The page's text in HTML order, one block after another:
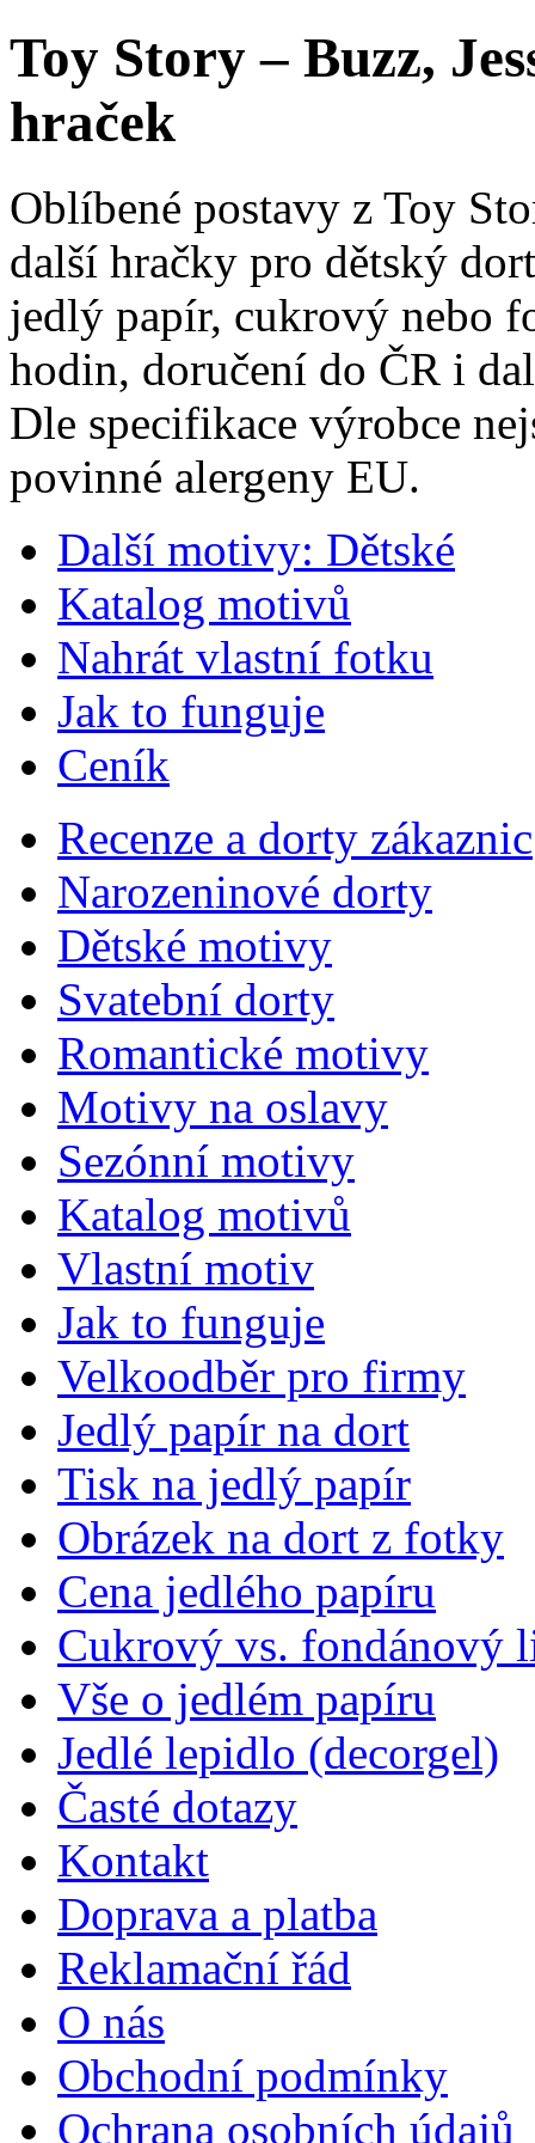
Toy Story – Buzz,
hraček
Oblíbené postavy z Toy
další hračky pro dětský
jedlý papír, cukrový nebo
hodin, doručení do ČR i
Dle specifikace výrobce
povinné alergeny EU.
Další motivy: Dětské
Katalog motivů
Nahrát vlastní fotku
Jak to funguje
Ceník
Recenze a dorty zákaznic
Narozeninové dorty
Dětské motivy
Svatební dorty
Romantické motivy
Motivy na oslavy
Sezónní motivy
Katalog motivů
Vlastní motiv
Jak to funguje
Velkoodběr pro firmy
Jedlý papír na dort
Tisk na jedlý papír
Obrázek na dort z fotky
Cena jedlého papíru
Cukrový vs. fondánový
Vše o jedlém papíru
Jedlé lepidlo (decorgel)
Časté dotazy
Kontakt
Doprava a platba
Reklamační řád
O nás
Obchodní podmínky
Ochrana osobních údajů